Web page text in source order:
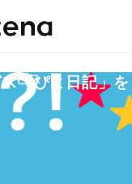
ビス
「ぴよ日記」